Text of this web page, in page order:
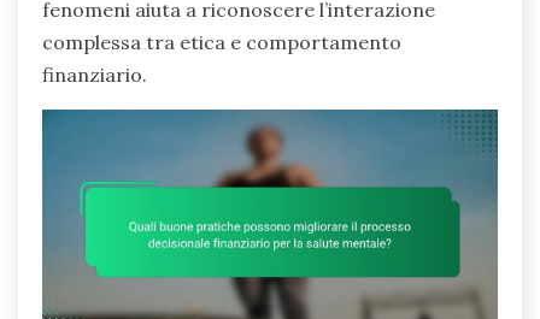
fenomeni aiuta a riconoscere l’interazione
complessa tra etica e comportamento
finanziario.